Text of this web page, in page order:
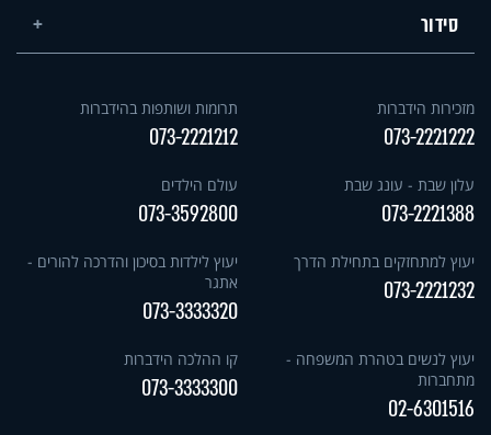
סידור
מזכירות הידברות
073-2221222
תרומות ושותפות בהידברות
073-2221212
עלון שבת - עונג שבת
073-2221388
עולם הילדים
073-3592800
יעוץ למתחזקים בתחילת הדרך
073-2221232
יעוץ לילדות בסיכון והדרכה להורים -
אתגר
073-3333320
יעוץ לנשים בטהרת המשפחה -
מתחברות
02-6301516
קו ההלכה הידברות
073-3333300